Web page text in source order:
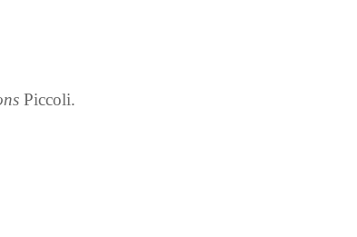
Piccoli.